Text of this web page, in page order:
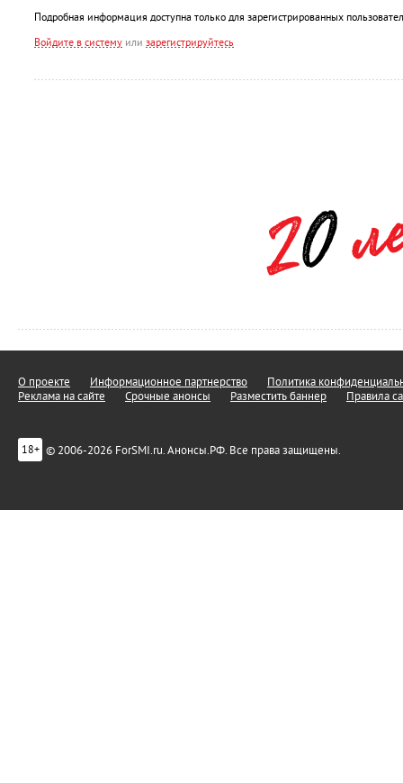
Подробная информация доступна только для зарегистрированных
Войдите в систему или зарегистрируйтесь
О проекте Информационное партнерство
Политика
Реклама на сайте
Срочные анонсы Разместить баннер Правила
18+ © 2006-2026 ForSMI.ru. Анонсы.РФ. Все права защищены.